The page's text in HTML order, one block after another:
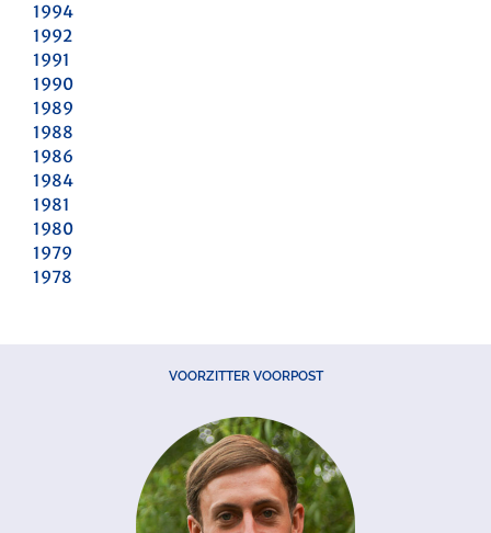
1994
1992
1991
1990
1989
1988
1986
1984
1981
1980
1979
1978
VOORZITTER VOORPOST